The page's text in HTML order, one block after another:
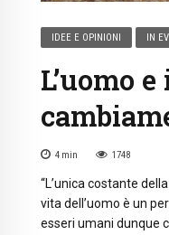
IDEE E OPINIONI IN
L’uomo e
4 min 1748
“L’unica costante
vita dell’uomo è un
esseri umani dunque